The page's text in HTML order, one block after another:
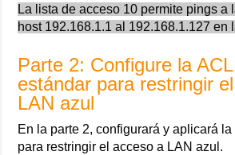
La lista de acceso 10 permite pings a
host 192.168.1.1 al 192.168.1.127 en
Parte 2: Configure la
estándar para restringir
LAN azul
En la parte 2, configurará y aplicará
para restringir el acceso a LAN azul.